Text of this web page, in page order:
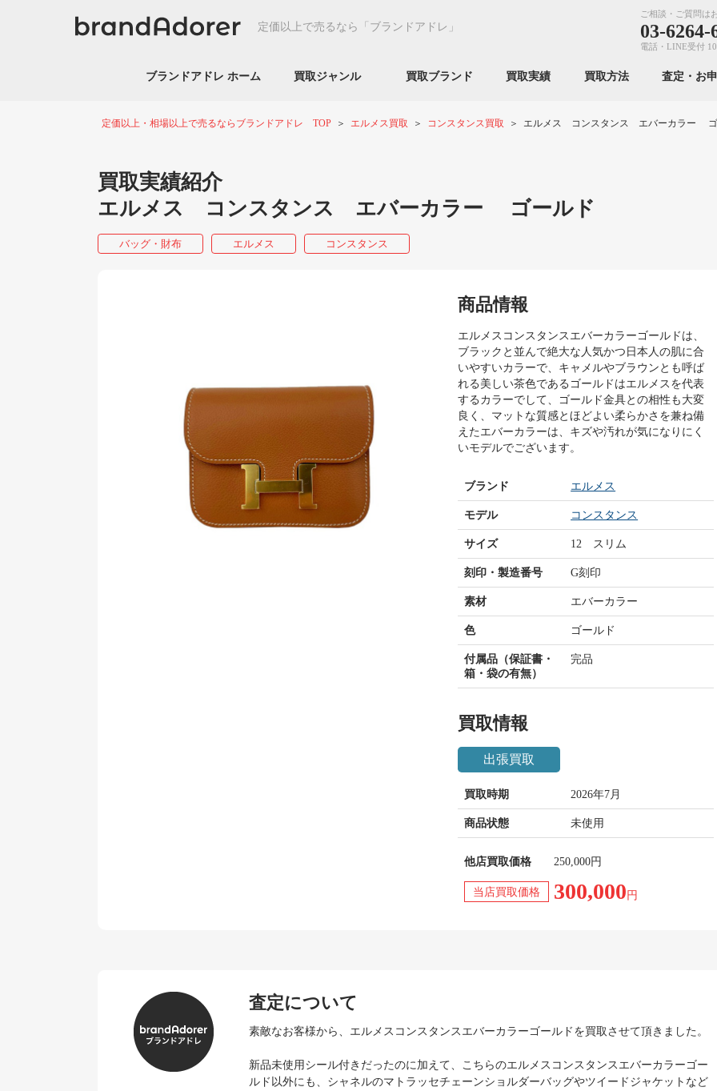
定価以上で売るなら 「ブランドアドレ」
ご相談・ご質問は
03-6264-
電話・LINE受付
ブランドアドレ ホーム 買取ジャンル 買取ブランド 買取実績 買取方法 査定・お
定価以上・相場以上で売るならブランドアドレ TOP エルメス買取 コンスタンス買取 エルメス コンスタンス エバーカラー ゴ
買取実績紹介
エルメス コンスタンス エバーカラー ゴールド
バッグ・財布 エルメス コンスタンス
商品情報
エルメスコンスタンスエバーカラーゴールドは、
ブラックと並んで絶大な人気かつ日本人の肌に合
いやすいカラーで、キャメルやブラウンとも呼ば
れる美しい茶色であるゴールドはエルメスを代表
するカラーでして、ゴールド金具との相性も大変
良く、マットな質感とほどよい柔らかさを兼ね備
えたエバーカラーは、キズや汚れが気になりにく
いモデルでございます。
ブランド エルメス
モデル コンスタンス
サイズ 12 スリム
刻印・製造番号 G刻印
素材 エバーカラー
色 ゴールド
付属品（保証書・
箱・袋の有無）
完品
買取情報
出張買取
買取時期 2026年7月
商品状態 未使用
他店買取価格 250,000円
当店買取価格 300,000 円
査定について
素敵なお客様から、エルメスコンスタンスエバーカラーゴールドを買取させて頂きました。
新品未使用シール付きだったのに加えて、こちらのエルメスコンスタンスエバーカラーゴー
ルド以外にも、シャネルのマトラッセチェーンショルダーバッグやツイードジャケットなど